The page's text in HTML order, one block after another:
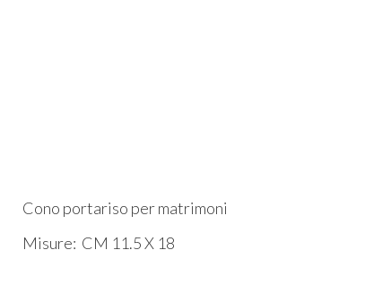
Cono portariso per matrimoni
Misure: CM 11.5 X 18